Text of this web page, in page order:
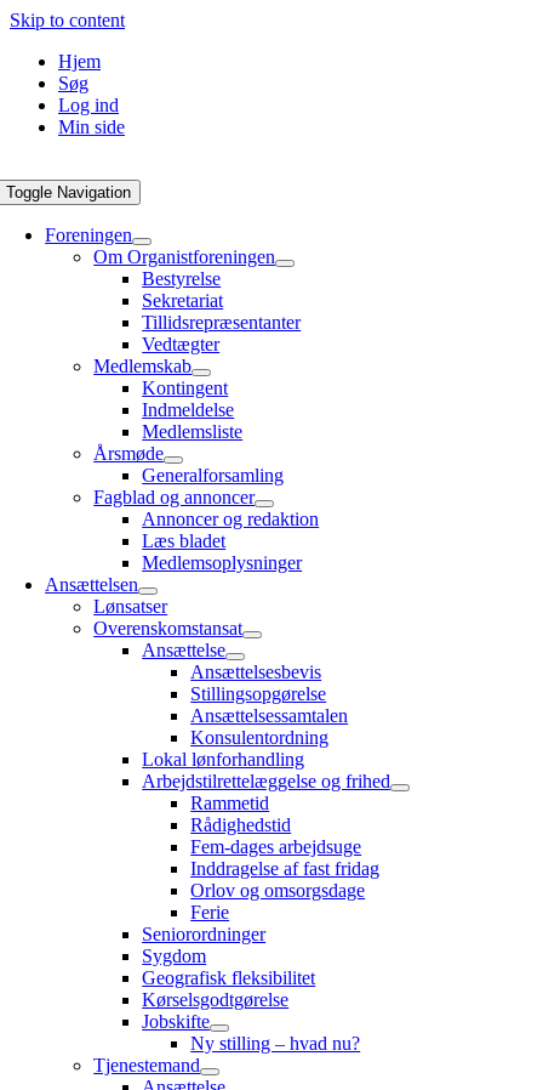
Skip to content
Hjem
Søg
Log ind
Min side
Toggle Navigation
Foreningen
Om Organistforeningen
Bestyrelse
Sekretariat
Tillidsrepræsentanter
Vedtægter
Medlemskab
Kontingent
Indmeldelse
Medlemsliste
Årsmøde
Generalforsamling
Fagblad og annoncer
Annoncer og redaktion
Læs bladet
Medlemsoplysninger
Ansættelsen
Lønsatser
Overenskomstansat
Ansættelse
Ansættelsesbevis
Stillingsopgørelse
Ansættelsessamtalen
Konsulentordning
Lokal lønforhandling
Arbejdstilrettelæggelse og frihed
Rammetid
Rådighedstid
Fem-dages arbejdsuge
Inddragelse af fast fridag
Orlov og omsorgsdage
Ferie
Seniorordninger
Sygdom
Geografisk fleksibilitet
Kørselsgodtgørelse
Jobskifte
Ny stilling – hvad nu?
Tjenestemand